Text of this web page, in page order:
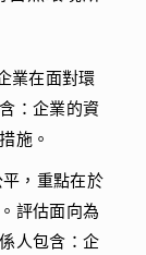
業在面對環
：企業的資
施。
，重點在於
評估面向為
人包含：企